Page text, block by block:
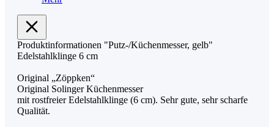
Produktinformationen "Putz-/Küchenmesser, gelb"
Edelstahlklinge 6 cm
Original „Zöppken“
Original Solinger Küchenmesser
mit rostfreier Edelstahlklinge (6 cm). Sehr gute, sehr scharfe
Qualität.